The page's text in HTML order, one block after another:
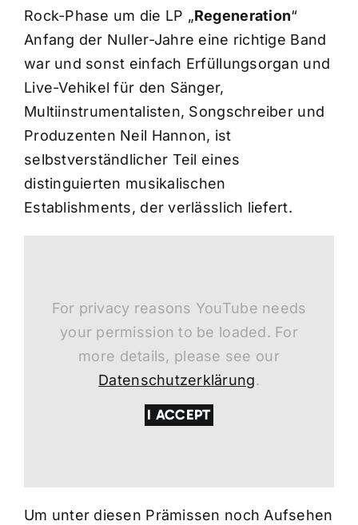
Rock-Phase um die LP „Regeneration“
Anfang der Nuller-Jahre eine richtige Band
war und sonst einfach Erfüllungsorgan und
Live-Vehikel für den Sänger,
Multiinstrumentalisten, Songschreiber und
Produzenten Neil Hannon, ist
selbstverständlicher Teil eines
distinguierten musikalischen
Establishments, der verlässlich liefert.
For privacy reasons YouTube needs
your permission to be loaded. For
more details, please see our
Datenschutzerklärung.
I ACCEPT
Um unter diesen Prämissen noch Aufsehen